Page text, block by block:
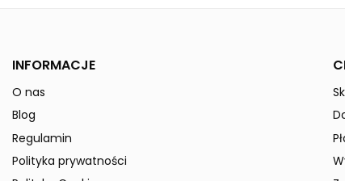
» Podmiot odpowiedzialny
INFORMACJE
O nas
Blog
Regulamin
Polityka prywatności